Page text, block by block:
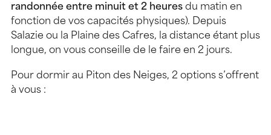
randonnée entre minuit et 2 heures du matin en
fonction de vos capacités physiques). Depuis
Salazie ou la Plaine des Cafres, la distance étant plus
longue, on vous conseille de le faire en 2 jours.
Pour dormir au Piton des Neiges, 2 options s’offrent
à vous :